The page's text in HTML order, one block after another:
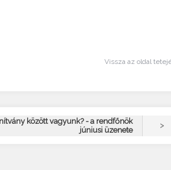
Vissza az oldal
között vagyunk? - a rendfőnök
júniusi üzenete
>